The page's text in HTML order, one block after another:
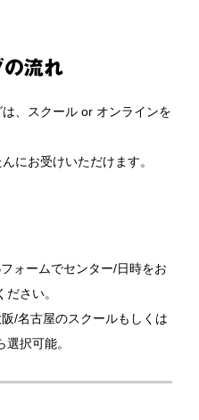
の流れ
、スクール or オンラインを
にお受けいただけます。
ォームでセンター/日時をお
さい。
/名古屋のスクールもしくは
選択可能。